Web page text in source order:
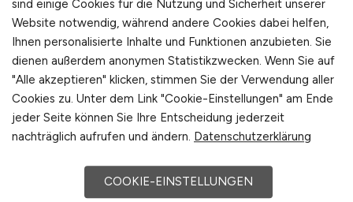
Klinikapotheken oder in der pharmazeutischen
Industrie.
Jetzt Apotheker-Stellenangebote finden
Fortbildungen, Spezialisierungen
und akademische Wege
Viele Arbeitgeber fördern gezielt
sind einige Cookies für die Nutzung und Sicherheit unserer
Website notwendig, während andere Cookies dabei helfen,
Ihnen personalisierte Inhalte und Funktionen anzubieten. Sie
dienen außerdem anonymen Statistikzwecken. Wenn Sie auf
"Alle akzeptieren" klicken, stimmen Sie der Verwendung aller
Cookies zu. Unter dem Link "Cookie-Einstellungen" am Ende
jeder Seite können Sie Ihre Entscheidung jederzeit
nachträglich aufrufen und ändern. Datenschutzerklärung
COOKIE-EINSTELLUNGEN